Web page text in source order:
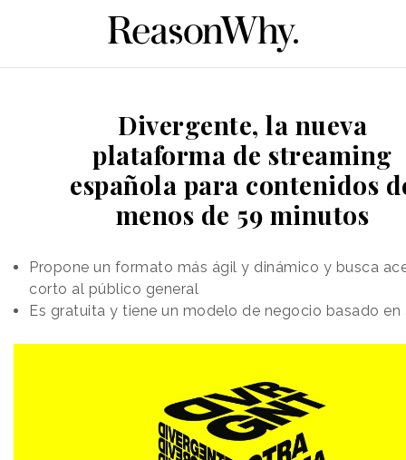
Divergente, la nueva
plataforma de streaming
española para contenidos
menos de 59 minutos
Propone un formato más ágil y dinámico y busca
corto al público general
Es gratuita y tiene un modelo de negocio basado en